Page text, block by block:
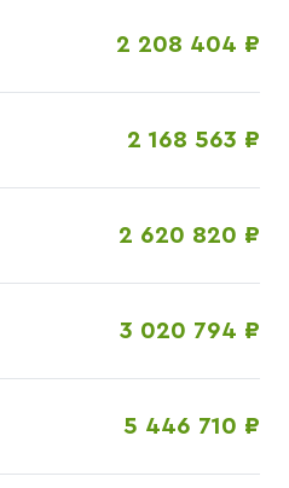
2 208 404 ₽
2 168 563 ₽
2 620 820 ₽
3 020 794 ₽
5 446 710 ₽